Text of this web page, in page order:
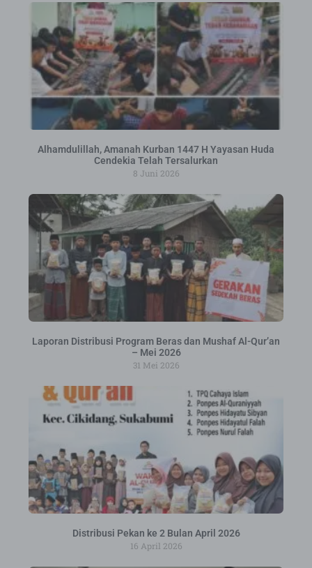
Alhamdulillah, Amanah Kurban 1447 H Yayasan Huda
Cendekia Telah Tersalurkan
8 Juni 2026
Laporan Distribusi Program Beras dan Mushaf Al-Qur’an
– Mei 2026
31 Mei 2026
Distribusi Pekan ke 2 Bulan April 2026
16 April 2026